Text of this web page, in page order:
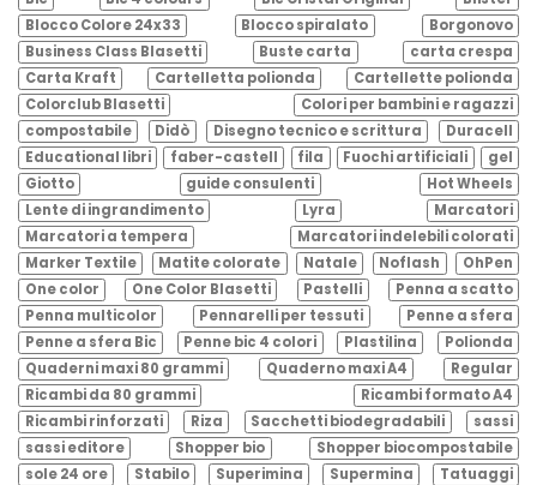
Blocco Colore 24x33
Blocco spiralato
Borgonovo
Business Class Blasetti
Buste carta
carta crespa
Carta Kraft
Cartelletta polionda
Cartellette polionda
Colorclub Blasetti
Colori per bambini e ragazzi
compostabile
Didò Disegno tecnico e scrittura
Duracell
Educational libri
faber-castell fila Fuochi artificiali
gel
Giotto
guide consulenti
Hot Wheels
Lente di ingrandimento
Lyra
Marcatori
Marcatori a tempera
Marcatori indelebili colorati
Marker Textile
Matite colorate Natale Noflash
OhPen
One color
One Color Blasetti Pastelli
Penna a scatto
Penna multicolor
Pennarelli per tessuti
Penne a sfera
Penne a sfera Bic
Penne bic 4 colori Plastilina
Polionda
Quaderni maxi 80 grammi
Quaderno maxi A4
Regular
Ricambi da 80 grammi
Ricambi formato A4
Ricambi rinforzati
Riza Sacchetti biodegradabili
sassi
sassi editore
Shopper bio
Shopper biocompostabile
sole 24 ore
Stabilo Superimina Supermina
Tatuaggi